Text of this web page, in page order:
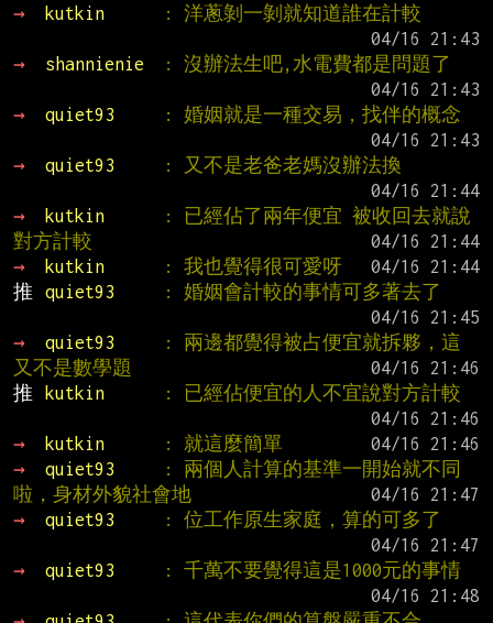
→
kutkin
: 洋蔥剝一剝就知道誰在計較
→
shannienie
: 沒辦法生吧,水電費都是問題了
→
quiet93
: 婚姻就是一種交易，找伴的概念
→
quiet93
: 又不是老爸老媽沒辦法換
→
kutkin
: 已經佔了兩年便宜 被收回去就說
對方計較
→
kutkin : 我也覺得很可愛呀
推
quiet93
: 婚姻會計較的事情可多著去了
→
quiet93
: 兩邊都覺得被占便宜就拆夥，這
又不是數學題
推
kutkin
: 已經佔便宜的人不宜說對方計較
→
kutkin : 就這麼簡單
→
quiet93
: 兩個人計算的基準一開始就不同
啦，身材外貌社會地
→
quiet93
: 位工作原生家庭，算的可多了
→
quiet93
: 千萬不要覺得這是1000元的事情